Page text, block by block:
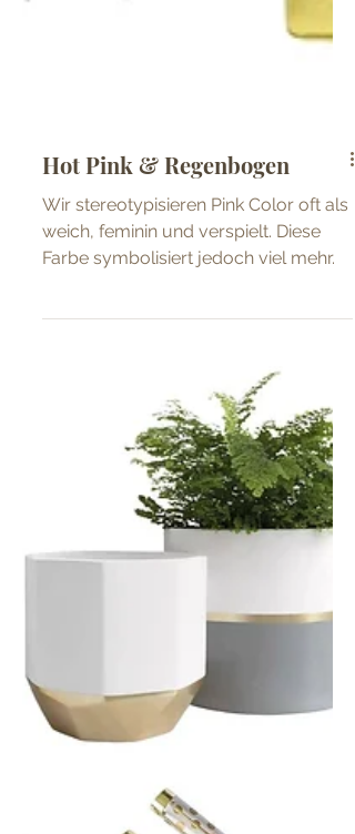
Wir stereotypisieren Pink Color oft als
weich, feminin und verspielt. Diese
Farbe symbolisiert jedoch viel mehr.